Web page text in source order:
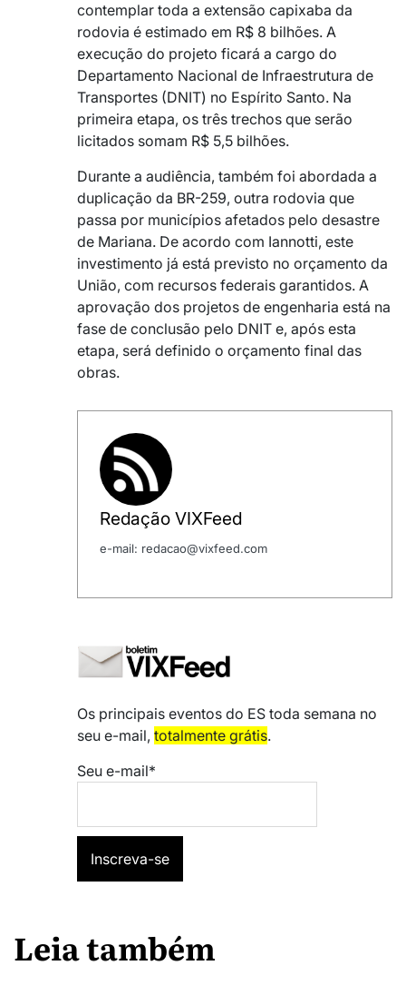
contemplar toda a extensão capixaba da
rodovia é estimado em R$ 8 bilhões. A
execução do projeto ficará a cargo do
Departamento Nacional de Infraestrutura de
Transportes (DNIT) no Espírito Santo. Na
primeira etapa, os três trechos que serão
licitados somam R$ 5,5 bilhões.
Durante a audiência, também foi abordada a
duplicação da BR-259, outra rodovia que
passa por municípios afetados pelo desastre
de Mariana. De acordo com Iannotti, este
investimento já está previsto no orçamento da
União, com recursos federais garantidos. A
aprovação dos projetos de engenharia está na
fase de conclusão pelo DNIT e, após esta
etapa, será definido o orçamento final das
obras.
Redação VIXFeed
e-mail: redacao@vixfeed.com
Os principais eventos do ES toda semana no
seu e-mail, totalmente grátis.
Seu e-mail*
Leia também